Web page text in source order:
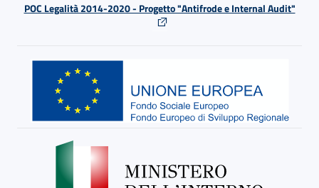
POC Legalità 2014-2020 - Progetto "Antifrode e Internal Audit"